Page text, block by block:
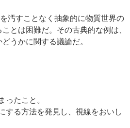
汚すことなく抽象的に物質世界の
とは困難だ。その古典的な例は、
うかに関する議論だ。
ったこと。
する方法を発見し、視線をおいし